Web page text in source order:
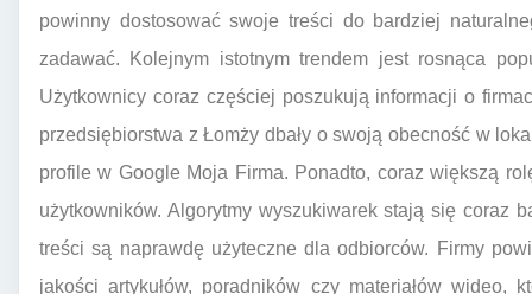
powinny dostosować swoje treści do bardziej
zadawać. Kolejnym istotnym trendem jest rosnąca
Użytkownicy coraz częściej poszukują informacji o
przedsiębiorstwa z Łomży dbały o swoją obecność w
profile w Google Moja Firma. Ponadto, coraz większą
użytkowników. Algorytmy wyszukiwarek stają się coraz
treści są naprawdę użyteczne dla odbiorców. Firmy
jakości artykułów, poradników czy materiałów wideo,